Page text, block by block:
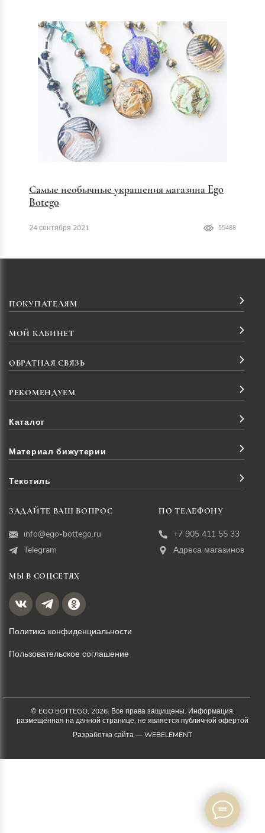
Самые необычные украшения магазина Ego
Botego
24 сентября 2021 55488
ПОКУПАТЕЛЯМ
МОЙ КАБИНЕТ
ОБРАТНАЯ СВЯЗЬ
РЕКОМЕНДУЕМ
Каталог
Материал бижутерии
Текстиль
ЗАДАЙТЕ ВАШ ВОПРОС
info@ego-bottego.ru
Telegram
ПО ТЕЛЕФОНУ
+7 905 411 55 33
Адреса магазинов
МЫ В СОЦСЕТЯХ
Политика конфиденциальности
Пользовательское соглашение
© EGO BOTTEGO, 2026. Все права защищены. Информация,
размещённая на данной странице, не является публичной офертой
Разработка сайта —WEBELEMENT